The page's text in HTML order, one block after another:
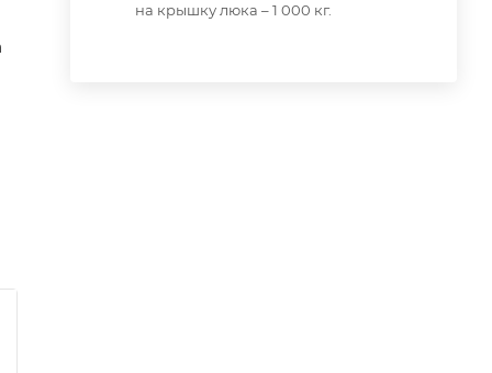
на крышку люка – 1 000 кг.